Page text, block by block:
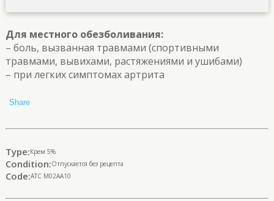
Для местного обезболивания:
– боль, вызванная травмами (спортивными
травмами, вывихами, растяжениями и ушибами)
– при легких симптомах артрита
Share
Type:Крем 5%
Condition:Отпускается без рецепта
Code:ATC М02АА10